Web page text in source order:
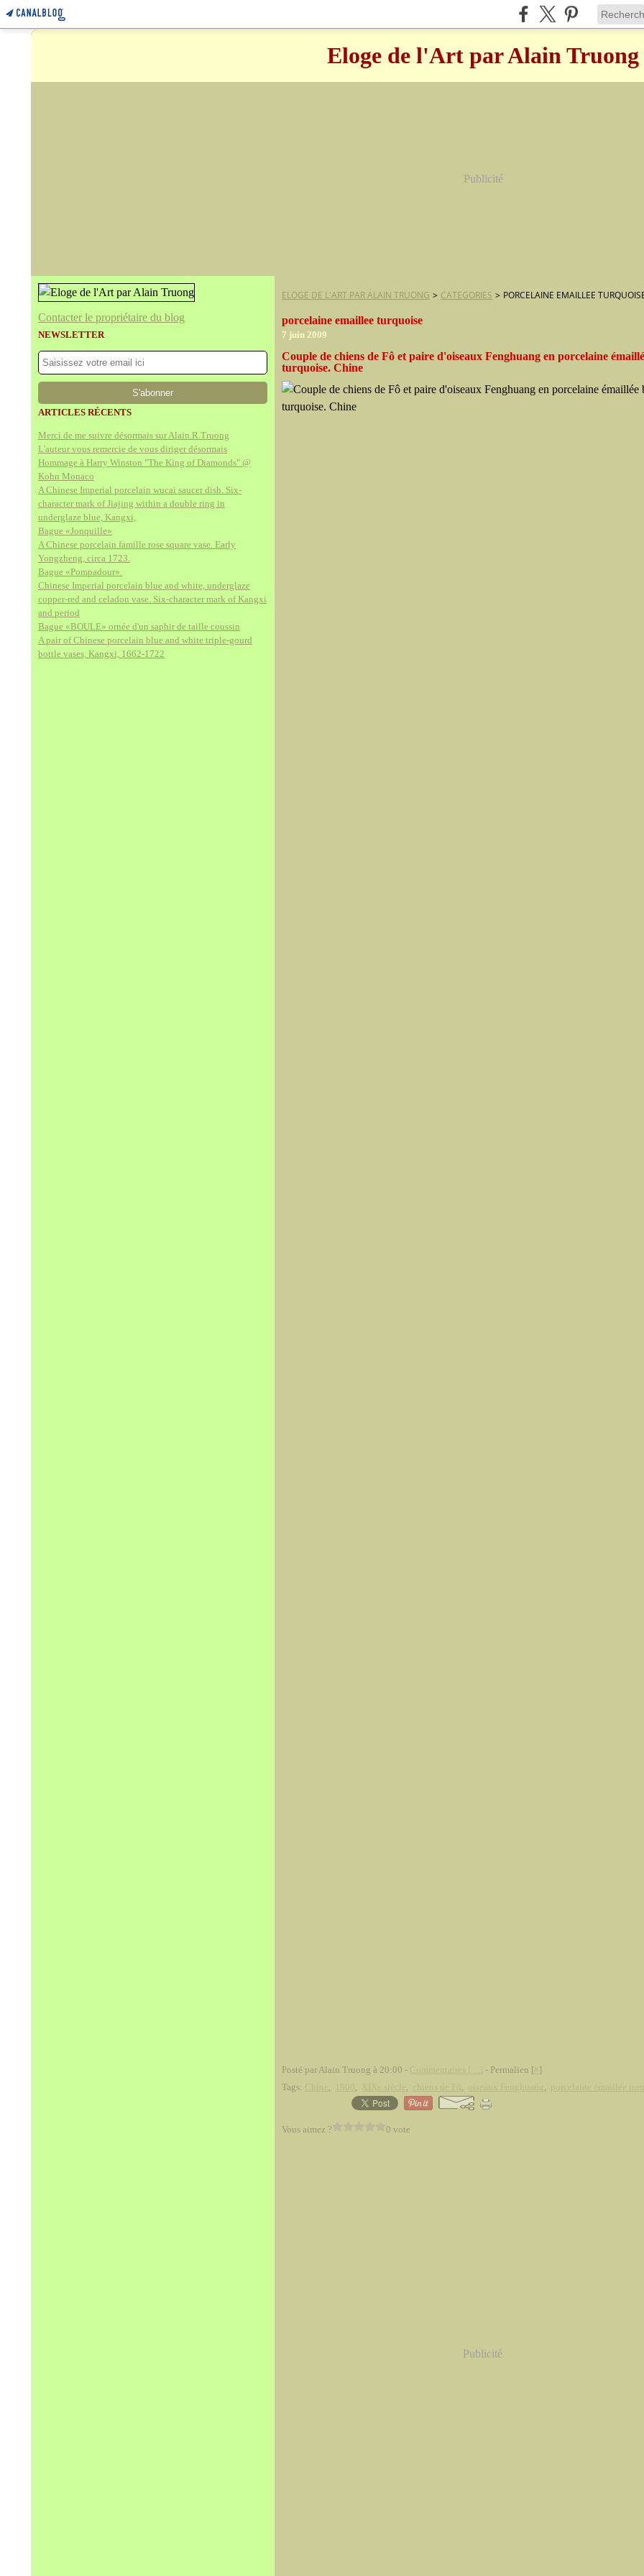
Eloge de l'Art par Alain Truong
Publicité
Contacter le propriétaire du blog
NEWSLETTER
ARTICLES RÉCENTS
Merci de me suivre désormais sur Alain.R.Truong
L'auteur vous remercie de vous diriger désormais
Hommage à Harry Winston "The King of Diamonds" @
Kohn Monaco
A Chinese Imperial porcelain wucai saucer dish. Six-
character mark of Jiajing within a double ring in
underglaze blue, Kangxi,
Bague «Jonquille»
A Chinese porcelain famille rose square vase. Early
Yongzheng, circa 1723.
Bague «Pompadour».
Chinese Imperial porcelain blue and white, underglaze
copper-red and celadon vase. Six-character mark of Kangxi
and period
Bague «BOULE» ornée d'un saphir de taille coussin
A pair of Chinese porcelain blue and white triple-gourd
bottle vases, Kangxi, 1662-1722
ELOGE DE L'ART PAR ALAIN TRUONG > CATEGORIES > PORCELAINE EMAILLEE
porcelaine emaillee turquoise
7 juin 2009
Couple de chiens de Fô et paire d'oiseaux Fenghuang en porcelaine
turquoise. Chine
Posté par Alain Truong à 20:00 - - Permalien [ ]
Tags:
, , , , ,
Vous aimez ? 0 vote
Publicité